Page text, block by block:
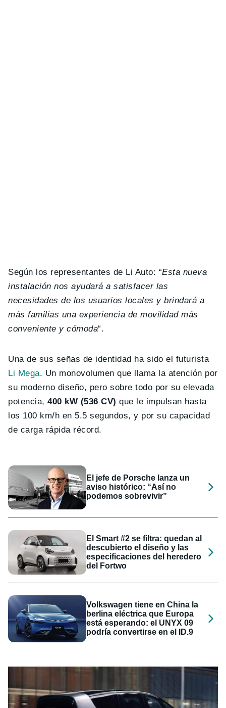
Según los representantes de Li Auto: “Esta nueva
instalación nos ayudará a satisfacer las
necesidades de los usuarios locales y brindará a
más familias una experiencia de movilidad más
conveniente y cómoda“.
Una de sus señas de identidad ha sido el futurista
Li Mega. Un monovolumen que llama la atención por
su moderno diseño, pero sobre todo por su elevada
potencia,400 kW (536 CV) que le impulsan hasta
los 100 km/h en 5.5 segundos, y por su capacidad
de carga rápida récord.
El jefe de Porsche lanza un
aviso histórico: “Así no
podemos sobrevivir”
El Smart #2 se filtra: quedan al
descubierto el diseño y las
especificaciones del heredero
del Fortwo
Volkswagen tiene en China la
berlina eléctrica que Europa
está esperando: el UNYX 09
podría convertirse en el ID.9